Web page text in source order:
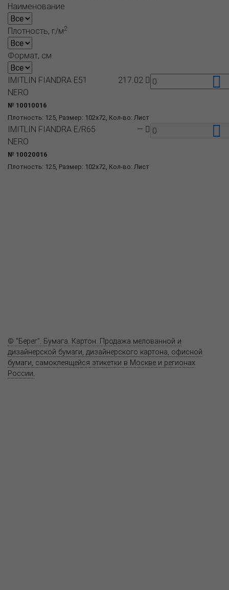
Наименование
Плотность, г/м2
Формат, см
Плотность: 125, Размер: 102x72, Кол-во: Лист
IMITLIN FIANDRA E51
NERO
№ 10010016
217.02
Плотность: 125, Размер: 102x72, Кол-во: Лист
IMITLIN FIANDRA E/R65
NERO
№ 10020016
—
© "Берег". Бумага. Картон. Продажа мелованной и
дизайнерской бумаги, дизайнерского картона, офисной
бумаги, самоклеящейся этикетки в Москве и регионах
России.